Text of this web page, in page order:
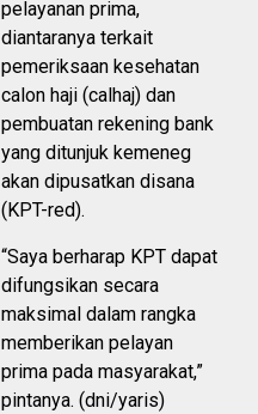
pelayanan prima,
diantaranya terkait
pemeriksaan kesehatan
calon haji (calhaj) dan
pembuatan rekening bank
yang ditunjuk kemeneg
akan dipusatkan disana
(KPT-red).
“Saya berharap KPT dapat
difungsikan secara
maksimal dalam rangka
memberikan pelayan
prima pada masyarakat,”
pintanya. (dni/yaris)